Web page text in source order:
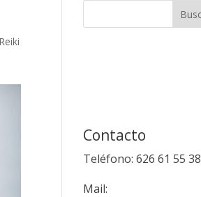
Contacto
Teléfono: 626 61 55 38
Mail: